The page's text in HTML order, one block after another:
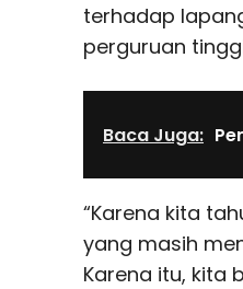
terhadap
perguruan
Baca Juga:
“Karena kita
yang masih
Karena itu, kita